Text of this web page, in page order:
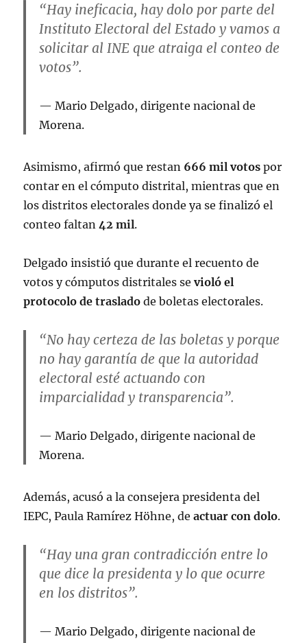
“Hay ineficacia, hay dolo por parte del
Instituto Electoral del Estado y vamos a
solicitar al INE que atraiga el conteo de
votos”.
Mario Delgado, dirigente nacional de
Morena.
Asimismo, afirmó que restan 666 mil votos por
contar en el cómputo distrital, mientras que en
los distritos electorales donde ya se finalizó el
conteo faltan42 mil.
Delgado insistió que durante el recuento de
votos y cómputos distritales sevioló el
protocolo de traslado de boletas electorales.
“No hay certeza de las boletas y porque
no hay garantía de que la autoridad
electoral esté actuando con
imparcialidad y transparencia”.
Mario Delgado, dirigente nacional de
Morena.
Además, acusó a la consejera presidenta del
IEPC, Paula Ramírez Höhne, deactuar con dolo.
“Hay una gran contradicción entre lo
que dice la presidenta y lo que ocurre
en los distritos”.
Mario Delgado, dirigente nacional de